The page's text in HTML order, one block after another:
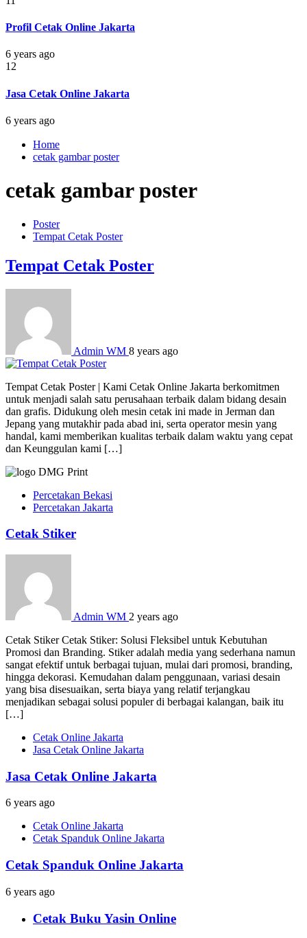
Profil Cetak Online Jakarta
6 years ago
12
Jasa Cetak Online Jakarta
6 years ago
Home
cetak gambar poster
cetak gambar poster
Poster
Tempat Cetak Poster
Tempat Cetak Poster
Admin WM 8 years ago
Tempat Cetak Poster | Kami Cetak Online Jakarta berkomitmen
untuk menjadi salah satu perusahaan terbaik dalam bidang desain
dan grafis. Didukung oleh mesin cetak ini made in Jerman dan
Jepang yang mutakhir pada abad ini, serta operator mesin yang
handal, kami memberikan kualitas terbaik dalam waktu yang cepat
dan Keunggulan kami […]
Percetakan Bekasi
Percetakan Jakarta
Cetak Stiker
Admin WM 2 years ago
Cetak Stiker Cetak Stiker: Solusi Fleksibel untuk Kebutuhan
Promosi dan Branding. Stiker adalah media yang sederhana namun
sangat efektif untuk berbagai tujuan, mulai dari promosi, branding,
hingga dekorasi. Kemudahan dalam penggunaan, variasi desain
yang bisa disesuaikan, serta biaya yang relatif terjangkau
menjadikan sebagai solusi populer di berbagai kalangan, baik itu
[…]
Cetak Online Jakarta
Jasa Cetak Online Jakarta
Jasa Cetak Online Jakarta
6 years ago
Cetak Online Jakarta
Cetak Spanduk Online Jakarta
Cetak Spanduk Online Jakarta
6 years ago
Cetak Buku Yasin Online